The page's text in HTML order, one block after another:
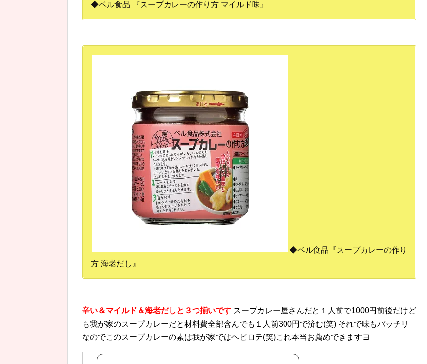
◆ベル食品 『スープカレーの作り方 マイルド味』
◆ベル食品『スープカレーの作り
方 海老だし』
辛い＆マイルド＆海老だしと３つ揃いです スープカレー屋さんだと１人前で1000円前後だけど
も我が家のスープカレーだと材料費全部含んでも１人前300円で済む(笑) それで味もバッチリ
なのでこのスープカレーの素は我が家ではヘビロテ(笑)これ本当お薦めできますヨ